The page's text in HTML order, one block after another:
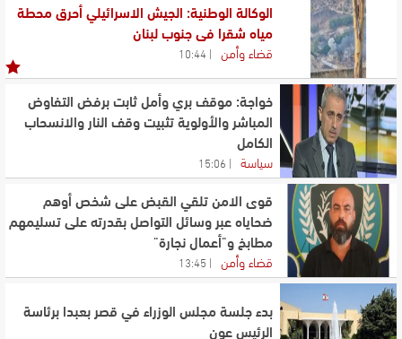
الوكالة الوطنية: الجيش الاسرائيلي أحرق محطة
مياه شقرا في جنوب لبنان
قضاء وأمن 10:44
خواجة: موقف بري وأمل ثابت برفض التفاوض
المباشر والأولوية تثبيت وقف النار والانسحاب
الكامل
سياسة 15:06
قوى الامن تلقي القبض على شخص أوهم
ضحاياه عبر وسائل التواصل بقدرته على تسليمهم
مطابخ و"أعمال نجارة"
قضاء وأمن 13:45
بدء جلسة مجلس الوزراء في قصر بعبدا برئاسة
الرئيس عون